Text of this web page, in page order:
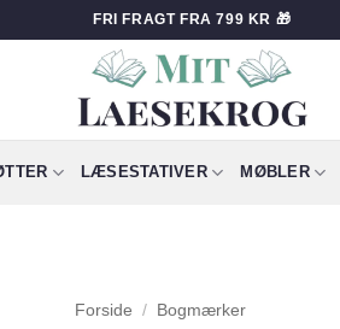
FRI FRAGT FRA 799 KR 🎁
LÆSESTATIVER MØBLER
Forside / Bogmærker